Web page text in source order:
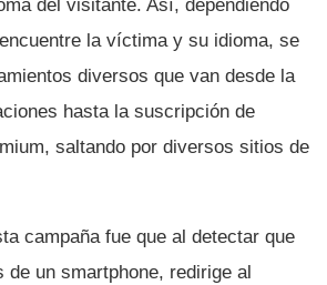
del visitante. Así­, dependiendo
la ví­ctima y su idioma, se
diversos que van desde la
hasta la suscripción de
saltando por diversos sitios de
campaña fue que al detectar que
de un smartphone, redirige al